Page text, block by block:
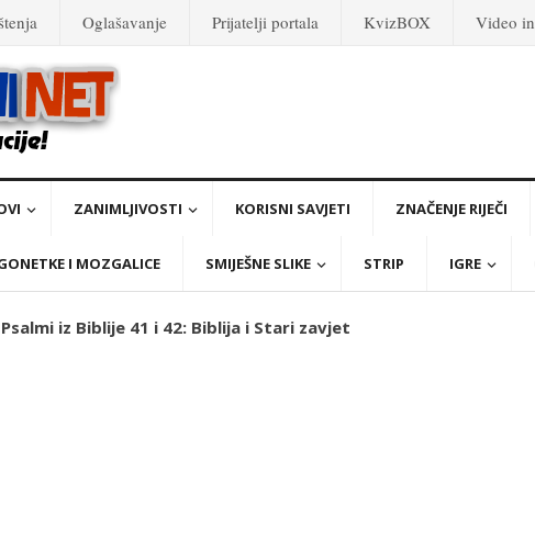
Oglašavanje Prijatelji portala KvizBOX Video
ZANIMLJIVOSTI KORISNI SAVJETI ZNAČENJE RIJEČI
I MOZGALICE SMIJEŠNE SLIKE STRIP IGRE
Psalmi iz Biblije 41 i 42: Biblija i Stari zavjet